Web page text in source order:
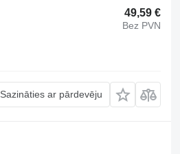
49,59 €
Bez PVN
Sazināties ar pārdevēju